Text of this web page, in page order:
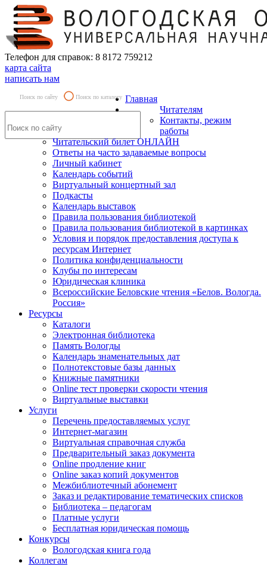
Телефон для справок: 8 8172 759212
карта сайта
написать нам
Поиск по сайту Поиск по каталогу Главная
Читателям
Контакты, режим
работы
Читательский билет ОНЛАЙН
Ответы на часто задаваемые вопросы
Личный кабинет
Календарь событий
Виртуальный концертный зал
Подкасты
Календарь выставок
Правила пользования библиотекой
Правила пользования библиотекой в картинках
Условия и порядок предоставления доступа к
ресурсам Интернет
Политика конфиденциальности
Клубы по интересам
Юридическая клиника
Всероссийские Беловские чтения «Белов. Вологда.
Россия»
Ресурсы
Каталоги
Электронная библиотека
Память Вологды
Календарь знаменательных дат
Полнотекстовые базы данных
Книжные памятники
Online тест проверки скорости чтения
Виртуальные выставки
Услуги
Перечень предоставляемых услуг
Интернет-магазин
Виртуальная справочная служба
Предварительный заказ документа
Online продление книг
Online заказ копий документов
Межбиблиотечный абонемент
Заказ и редактирование тематических списков
Библиотека – педагогам
Платные услуги
Бесплатная юридическая помощь
Конкурсы
Вологодская книга года
Коллегам